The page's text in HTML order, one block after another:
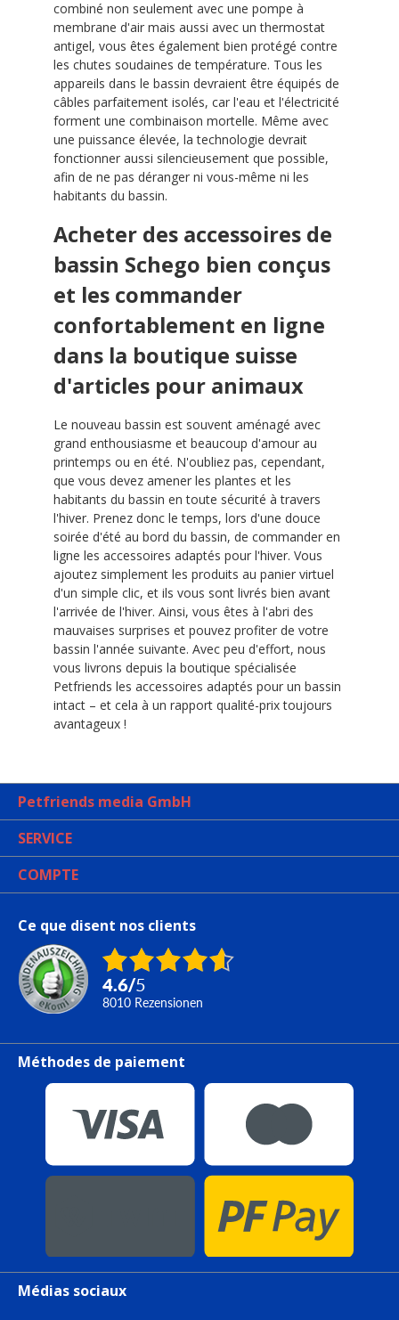
combiné non seulement avec une pompe à
membrane d'air mais aussi avec un thermostat
antigel, vous êtes également bien protégé contre
les chutes soudaines de température. Tous les
appareils dans le bassin devraient être équipés de
câbles parfaitement isolés, car l'eau et l'électricité
forment une combinaison mortelle. Même avec
une puissance élevée, la technologie devrait
fonctionner aussi silencieusement que possible,
afin de ne pas déranger ni vous-même ni les
habitants du bassin.
Acheter des accessoires de
bassin Schego bien conçus
et les commander
confortablement en ligne
dans la boutique suisse
d'articles pour animaux
Le nouveau bassin est souvent aménagé avec
grand enthousiasme et beaucoup d'amour au
printemps ou en été. N'oubliez pas, cependant,
que vous devez amener les plantes et les
habitants du bassin en toute sécurité à travers
l'hiver. Prenez donc le temps, lors d'une douce
soirée d'été au bord du bassin, de commander en
ligne les accessoires adaptés pour l'hiver. Vous
ajoutez simplement les produits au panier virtuel
d'un simple clic, et ils vous sont livrés bien avant
l'arrivée de l'hiver. Ainsi, vous êtes à l'abri des
mauvaises surprises et pouvez profiter de votre
bassin l'année suivante. Avec peu d'effort, nous
vous livrons depuis la boutique spécialisée
Petfriends les accessoires adaptés pour un bassin
intact – et cela à un rapport qualité-prix toujours
avantageux !
Petfriends media GmbH
SERVICE
COMPTE
Ce que disent nos clients
4.6/5
8010 Rezensionen
Méthodes de paiement
Médias sociaux